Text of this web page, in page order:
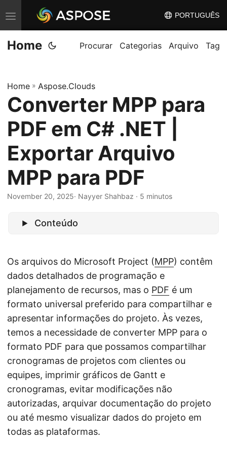
A
l
t
n
a
n
a
v
e
g
a
PORTUGUÊS
Home Procurar Categorias Arquivo Tag
Home » Aspose.Clouds
Converter MPP para
PDF em C# .NET |
Exportar Arquivo
MPP para PDF
November 20, 2025· Nayyer Shahbaz · 5 minutos
Conteúdo
Os arquivos do Microsoft Project (MPP) contêm
dados detalhados de programação e
planejamento de recursos, mas o PDF é um
formato universal preferido para compartilhar e
apresentar informações do projeto. Às vezes,
temos a necessidade de converter MPP para o
formato PDF para que possamos compartilhar
cronogramas de projetos com clientes ou
equipes, imprimir gráficos de Gantt e
cronogramas, evitar modificações não
autorizadas, arquivar documentação do projeto
ou até mesmo visualizar dados do projeto em
todas as plataformas.